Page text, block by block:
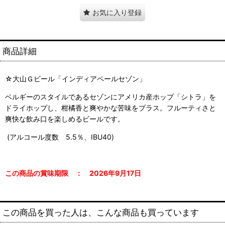
お気に入り登録
商品詳細
☆大山Ｇビール「インディアペールセゾン」
ベルギーのスタイルであるセゾンにアメリカ産ホップ「シトラ」を
ドライホップし、柑橘香と爽やかな苦味をプラス。フルーティさと
爽快な飲み口を楽しめるビールです。
(アルコール度数 5.5％、IBU40)
この商品の賞味期限 ： 2026年9月17日
この商品を買った人は、こんな商品も買っています